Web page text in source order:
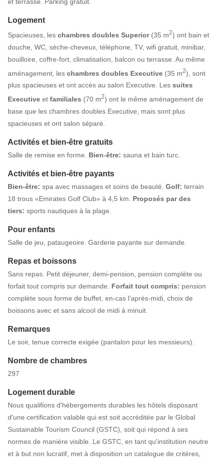
Logement
Spacieuses, les chambres doubles Superior(35 m2) ont bain et
douche, WC, sèche-cheveux, téléphone, TV, wifi gratuit, minibar,
bouilloire, coffre-fort, climatisation, balcon ou terrasse. Au même
aménagement, les chambres doubles Executive (35 m2), sont
plus spacieuses et ont accès au salon Executive. Les suites
Executive et familiales (70 m2) ont le même aménagement de
base que les chambres doubles Executive, mais sont plus
spacieuses et ont salon séparé.
Activités et bien-être gratuits
Salle de remise en forme. Bien-être: sauna et bain turc.
Activités et bien-être payants
Bien-être: spa avec massages et soins de beauté. Golf: terrain
18 trous «Emirates Golf Club» à 4,5 km. Proposés par des
tiers: sports nautiques à la plage.
Pour enfants
Salle de jeu, pataugeoire. Garderie payante sur demande.
Repas et boissons
Sans repas. Petit déjeuner, demi-pension, pension complète ou
forfait tout compris sur demande. Forfait tout compris: pension
complète sous forme de buffet, en-cas l’après-midi, choix de
boissons avec et sans alcool de midi à minuit.
Remarques
Le soir, tenue correcte exigée (pantalon pour les messieurs).
Nombre de chambres
297
Logement durable
Nous qualifions d'hébergements durables les hôtels disposant
d'une certification valable qui est soit accréditée par le Global
Sustainable Tourism Council (GSTC), soit qui répond à ses
normes de manière visible. Le GSTC, en tant qu'institution neutre
et à but non lucratif, met à disposition un catalogue de critères,